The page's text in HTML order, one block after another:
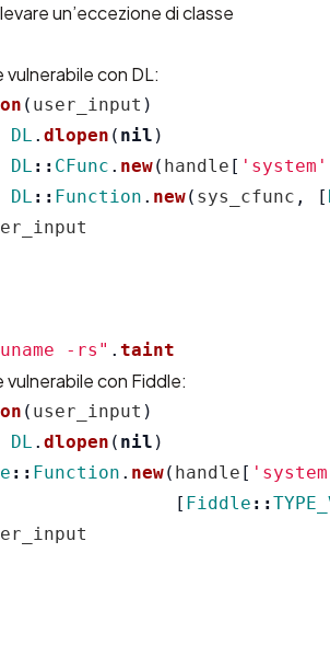
un’eccezione di classe
con DL:
( user_input )
DL . dlopen ( nil )
DL :: CFunc . new( handle [ 'system'
DL :: Function . new( sys_cfunc , [
-rs" . taint
vulnerabile con Fiddle:
( user_input )
DL . dlopen ( nil )
:: Function . new( handle [
[ Fiddle ::